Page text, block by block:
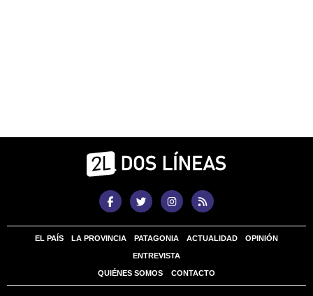
EL PAÍS LA PROVINCIA PATAGONIA ACTUALIDAD OPINIÓN
ENTREVISTA
QUIÉNES SOMOS CONTACTO